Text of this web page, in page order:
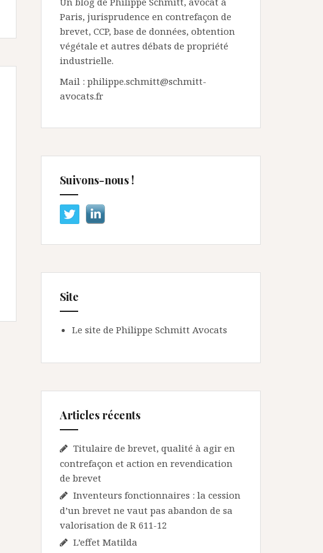
Paris, jurisprudence en contrefaçon de
brevet, CCP, base de données, obtention
végétale et autres débats de propriété
industrielle.
Mail : philippe.schmitt@schmitt-
avocats.fr
Suivons-nous !
Site
Le site de Philippe Schmitt Avocats
Articles récents
Titulaire de brevet, qualité à agir en
contrefaçon et action en revendication
de brevet
Inventeurs fonctionnaires : la cession
d’un brevet ne vaut pas abandon de sa
valorisation de R 611-12
L’effet Matilda